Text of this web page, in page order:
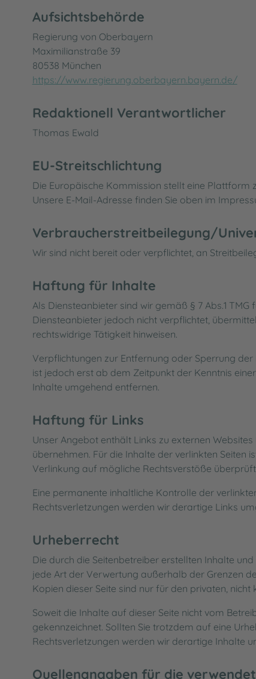
Aufsichtsbehörde
Regierung von Oberbayern
Maximilianstraße 39
80538 München
https://www.regierung.oberbayern.bayern.de/
Redaktionell Verantwortlicher
Thomas Ewald
EU-Streitschlichtung
Die Europäische Kommission stellt eine Plattform
Unsere E-Mail-Adresse finden Sie oben im
Verbraucherstreitbeilegung/
Wir sind nicht bereit oder verpflichtet, an
Haftung für Inhalte
Als Diensteanbieter sind wir gemäß § 7 Abs.1
Diensteanbieter jedoch nicht verpflichtet,
rechtswidrige Tätigkeit hinweisen.
Verpflichtungen zur Entfernung oder Sperrung
ist jedoch erst ab dem Zeitpunkt der Kenntnis
Inhalte umgehend entfernen.
Haftung für Links
Unser Angebot enthält Links zu externen
übernehmen. Für die Inhalte der verlinkten Seiten
Verlinkung auf mögliche Rechtsverstöße
Eine permanente inhaltliche Kontrolle der
Rechtsverletzungen werden wir derartige Links
Urheberrecht
Die durch die Seitenbetreiber erstellten Inhalte
jede Art der Verwertung außerhalb der Grenzen
Kopien dieser Seite sind nur für den privaten,
Soweit die Inhalte auf dieser Seite nicht vom
gekennzeichnet. Sollten Sie trotzdem auf eine
Rechtsverletzungen werden wir derartige Inhalte
Quellenangaben für die